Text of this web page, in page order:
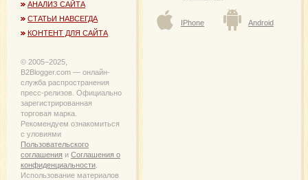
АНАЛИЗ САЙТА
СТАТЬИ НАВСЕГДА
КОНТЕНТ ДЛЯ САЙТА
© 2005−2025,
B2Blogger.com — онлайн-
служба распространения
пресс-релизов. Официально
зарегистрированная
торговая марка.
Рекомендуем ознакомиться
с уловиями
Пользовательского
соглашения и Соглашения о
конфиденциальности
Использование материалов
IPhone Android